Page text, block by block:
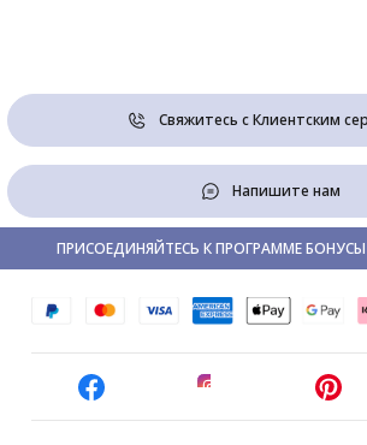
Свяжитесь с Клиентским
Напишите нам
ПРИСОЕДИНЯЙТЕСЬ К ПРОГРАММЕ БОНУСЫ